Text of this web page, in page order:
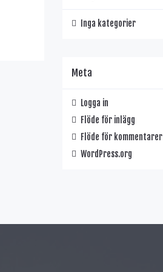
Inga kategorier
Meta
Logga in
Flöde för inlägg
Flöde för kommentarer
WordPress.org